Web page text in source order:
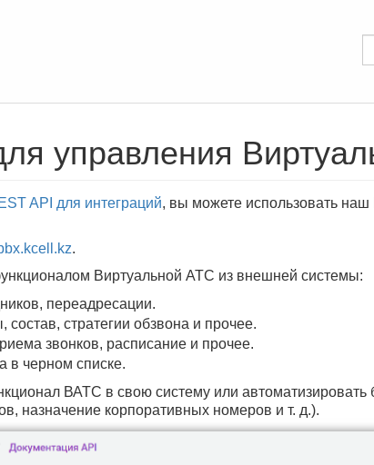
управления
API для интеграций, вы можете использовать наш
.
Виртуальной АТС из внешней системы:
переадресации.
стратегии обзвона и прочее.
звонков, расписание и прочее.
в черном списке.
ВАТС в свою систему или автоматизировать
назначение корпоративных номеров и т. д.).